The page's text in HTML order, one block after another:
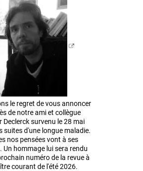
le regret de vous annoncer
de notre ami et collègue
Declerck survenu le 28 mai
suites d'une longue maladie.
nos pensées vont à ses
Un hommage lui sera rendu
numéro de la revue à
courant de l'été 2026.